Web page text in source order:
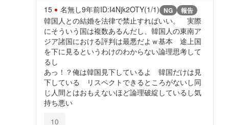
15 名無し9年前ID:I4Njk2OTY(1/1) NG 報告
韓国人との結婚を法律で禁止すればいい。 実際
にそういう国は複数あるんだし、韓国人の東南ア
ジア諸国における評判は最悪だよｗ基本 途上国
を下に見るというわけのわからない論理思考して
るし
あっ！？俺は韓国見下しているよ 韓国だけは見
下している リスペクトできるところがないし同
じ人間とはおもえないほど論理破綻しているし気
持ち悪い
10